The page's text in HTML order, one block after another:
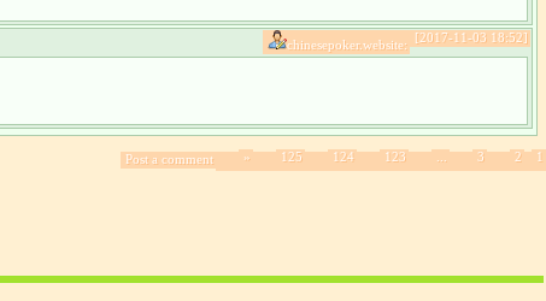
[2017-11-03 18:52]
chinesepoker.website:
1
2
3
123
124
125
»
Post a comment